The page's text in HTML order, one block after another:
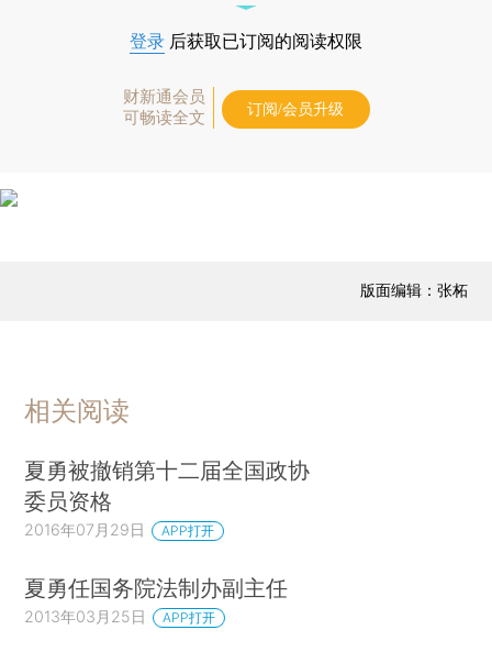
登录 后获取已订阅的阅读权限
财新通会员
可畅读全文
订阅/会员升级
版面编辑：张柘
相关阅读
夏勇被撤销第十二届全国政协
委员资格
2016年07月29日 APP打开
夏勇任国务院法制办副主任
2013年03月25日 APP打开